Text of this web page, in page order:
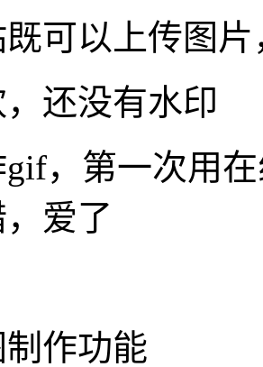
可以上传图
还没有水印
，第一次用
爱了
作功能